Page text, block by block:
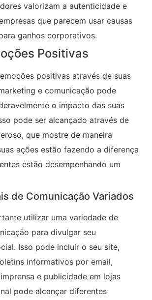
valorizam a autenticidade e
que parecem usar causas
ganhos corporativos.
Positivas
positivas através de suas
e comunicação pode
o impacto das suas
pode ser alcançado através de
que mostre de maneira
ações estão fazendo a diferença
estão desempenhando um
de Comunicação Variados
utilizar uma variedade de
para divulgar seu
Isso pode incluir o seu site,
informativos por email,
e publicidade em lojas
pode alcançar diferentes